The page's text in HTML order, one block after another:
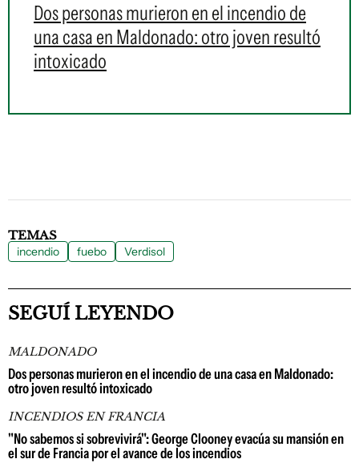
Dos personas murieron en el incendio de
una casa en Maldonado: otro joven resultó
intoxicado
TEMAS
incendio fuebo Verdisol
SEGUÍ LEYENDO
MALDONADO
Dos personas murieron en el incendio de una casa en Maldonado:
otro joven resultó intoxicado
INCENDIOS EN FRANCIA
"No sabemos si sobrevivirá": George Clooney evacúa su mansión en
el sur de Francia por el avance de los incendios